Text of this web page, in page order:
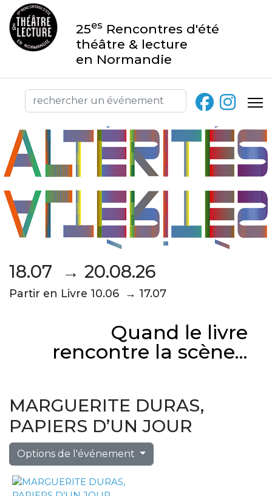
25es Rencontres d'été
théâtre & lecture
en Normandie
18.07 → 20.08.26
Partir en Livre 10.06 → 17.07
Quand le livre
rencontre la scène...
MARGUERITE DURAS,
PAPIERS D’UN JOUR
Options de l'événement